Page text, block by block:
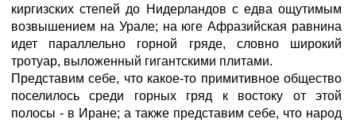
киргизских степей до Нидерландов с едва ощутимым
возвышением на Урале; на юге Афразийская равнина
идет параллельно горной гряде, словно широкий
тротуар, выложенный гигантскими плитами.
Представим себе, что какое-то примитивное общество
поселилось среди горных гряд к востоку от этой
полосы - в Иране; а также представим себе, что народ